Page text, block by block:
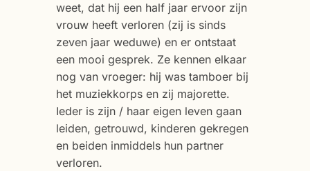
weet, dat hij een half jaar ervoor zijn
vrouw heeft verloren (zij is sinds
zeven jaar weduwe) en er ontstaat
een mooi gesprek. Ze kennen elkaar
nog van vroeger: hij was tamboer bij
het muziekkorps en zij majorette.
Ieder is zijn / haar eigen leven gaan
leiden, getrouwd, kinderen gekregen
en beiden inmiddels hun partner
verloren.